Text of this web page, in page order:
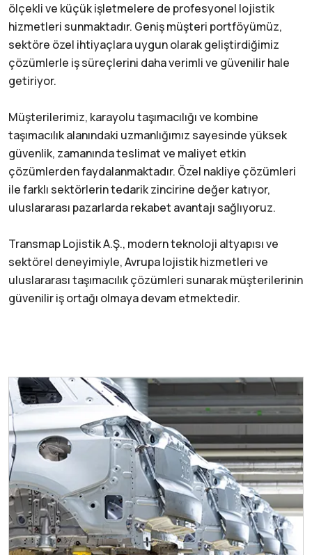
ölçekli ve küçük işletmelere de profesyonel lojistik
hizmetleri sunmaktadır. Geniş müşteri portföyümüz,
sektöre özel ihtiyaçlara uygun olarak geliştirdiğimiz
çözümlerle iş süreçlerini daha verimli ve güvenilir hale
getiriyor.
Müşterilerimiz, karayolu taşımacılığı ve kombine
taşımacılık alanındaki uzmanlığımız sayesinde yüksek
güvenlik, zamanında teslimat ve maliyet etkin
çözümlerden faydalanmaktadır. Özel nakliye çözümleri
ile farklı sektörlerin tedarik zincirine değer katıyor,
uluslararası pazarlarda rekabet avantajı sağlıyoruz.
Transmap Lojistik A.Ş., modern teknoloji altyapısı ve
sektörel deneyimiyle, Avrupa lojistik hizmetleri ve
uluslararası taşımacılık çözümleri sunarak müşterilerinin
güvenilir iş ortağı olmaya devam etmektedir.